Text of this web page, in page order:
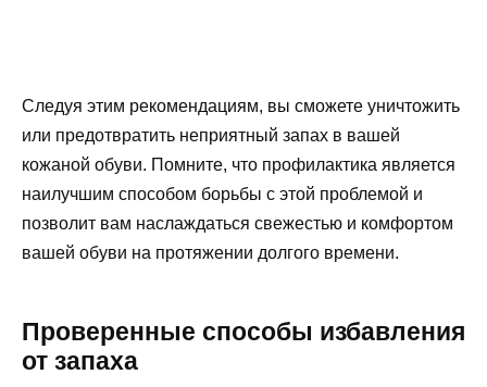
Следуя этим рекомендациям, вы сможете уничтожить
или предотвратить неприятный запах в вашей
кожаной обуви. Помните, что профилактика является
наилучшим способом борьбы с этой проблемой и
позволит вам наслаждаться свежестью и комфортом
вашей обуви на протяжении долгого времени.
Проверенные способы избавления
от запаха